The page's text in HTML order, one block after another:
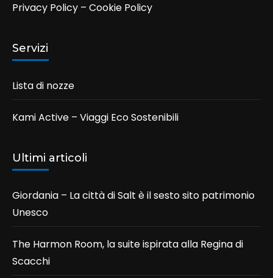
Privacy Policy – Cookie Policy
Servizi
Lista di nozze
Kami Active – Viaggi Eco Sostenibili
Ultimi articoli
Giordania – La città di Salt è il sesto sito patrimonio
Unesco
The Harmon Room, la suite ispirata alla Regina di
Scacchi